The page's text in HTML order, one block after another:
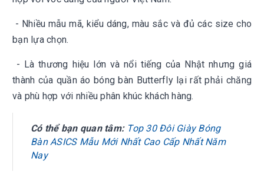
- Nhiều mẫu mã, kiểu dáng, màu sắc và đủ các size cho
bạn lựa chọn.
- Là thương hiệu lớn và nổi tiếng của Nhật nhưng giá
thành của quần áo bóng bàn Butterfly lại rất phải chăng
và phù hợp với nhiều phân khúc khách hàng.
Có thể bạn quan tâm: Top 30 Đôi Giày Bóng
Bàn ASICS Mẫu Mới Nhất Cao Cấp Nhất Năm
Nay